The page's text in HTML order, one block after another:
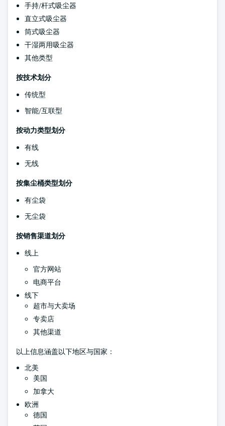
手持/杆式吸尘器
直立式吸尘器
筒式吸尘器
干湿两用吸尘器
其他类型
按技术划分
传统型
智能/互联型
按动力类型划分
有线
无线
按集尘桶类型划分
有尘袋
无尘袋
按销售渠道划分
线上
官方网站
电商平台
线下
超市与大卖场
专卖店
其他渠道
以上信息涵盖以下地区与国家：
北美
美国
加拿大
欧洲
德国